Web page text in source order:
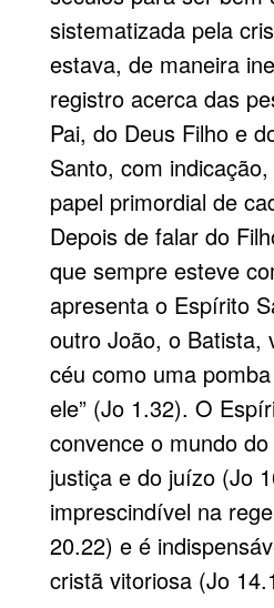
sistematizada pela
estava, de maneira
registro acerca das
Pai, do Deus Filho e
Santo, com
papel primordial de
Depois de falar do
que sempre esteve
apresenta o Espírito
outro João, o Batista,
céu como uma
ele” (Jo 1.32). O
convence o mundo
justiça e do juízo (Jo
imprescindível na
20.22) e é
cristã vitoriosa (Jo